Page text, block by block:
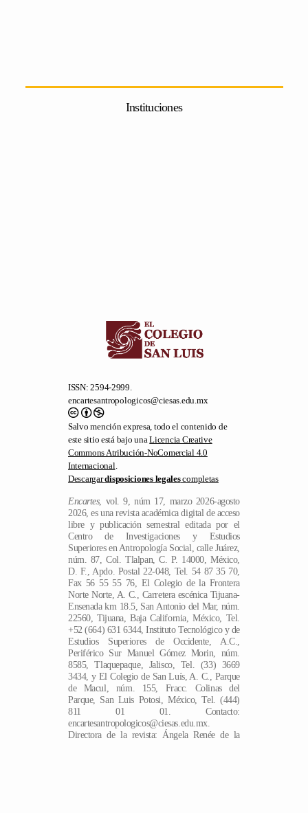
Instituciones
ISSN: 2594-2999.
encartesantropologicos@ciesas.edu.mx
Salvo mención expresa, todo el contenido de
este sitio está bajo unaLicencia Creative
Commons Atribución-NoComercial 4.0
Internacional.
Descargardisposiciones legalescompletas
Encartes, vol. 9, núm 17, marzo 2026-agosto
2026, es una revista académica digital de acceso
libre y publicación semestral editada por el
Centro de Investigaciones y Estudios
Superiores en Antropología Social, calle Juárez,
núm. 87, Col. Tlalpan, C. P. 14000, México,
D. F., Apdo. Postal 22-048, Tel. 54 87 35 70,
Fax 56 55 55 76, El Colegio de la Frontera
Norte Norte, A. C., Carretera escénica Tijuana-
Ensenada km 18.5, San Antonio del Mar, núm.
22560, Tijuana, Baja California, México, Tel.
+52 (664) 631 6344, Instituto Tecnológico y de
Estudios Superiores de Occidente, A.C.,
Periférico Sur Manuel Gómez Morin, núm.
8585, Tlaquepaque, Jalisco, Tel. (33) 3669
3434, y El Colegio de San Luís, A. C., Parque
de Macul, núm. 155, Fracc. Colinas del
Parque, San Luis Potosi, México, Tel. (444)
811 01 01. Contacto:
encartesantropologicos@ciesas.edu.mx.
Directora de la revista: Ángela Renée de la